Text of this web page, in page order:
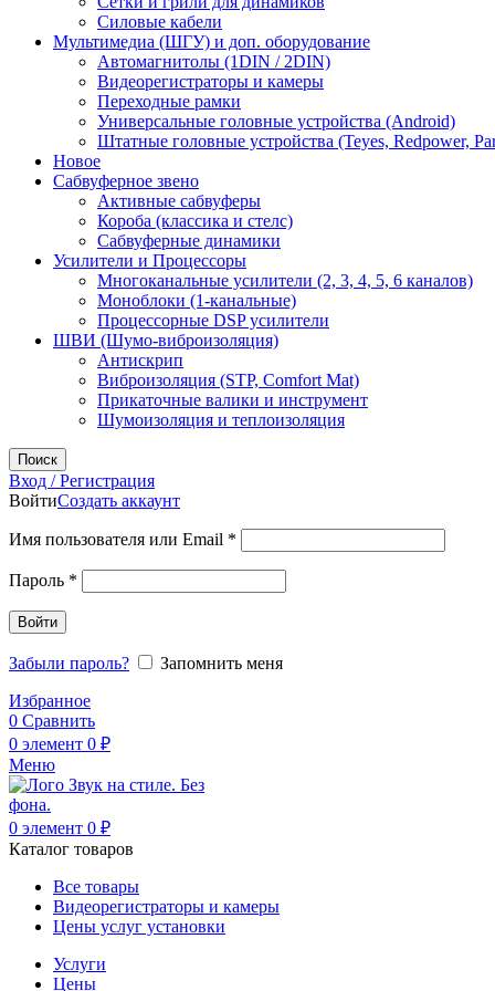
Силовые кабели
Мультимедиа (ШГУ) и доп. оборудование
Автомагнитолы (1DIN / 2DIN)
Видеорегистраторы и камеры
Переходные рамки
Универсальные головные устройства (Android)
Штатные головные устройства (Teyes, Redpower,
Новое
Сабвуферное звено
Активные сабвуферы
Короба (классика и стелс)
Сабвуферные динамики
Усилители и Процессоры
Многоканальные усилители (2, 3, 4, 5, 6 каналов)
Моноблоки (1-канальные)
Процессорные DSP усилители
ШВИ (Шумо-виброизоляция)
Антискрип
Виброизоляция (STP, Comfort Mat)
Прикаточные валики и инструмент
Шумоизоляция и теплоизоляция
Поиск
Вход / Регистрация
ВойтиСоздать аккаунт
Имя пользователя или Email *
Пароль *
Войти
Забыли пароль?
Запомнить меня
Избранное
0 Сравнить
0 элемент 0 ₽
Меню
0 элемент 0 ₽
Каталог товаров
Все товары
Видеорегистраторы и камеры
Цены услуг установки
Услуги
Цены